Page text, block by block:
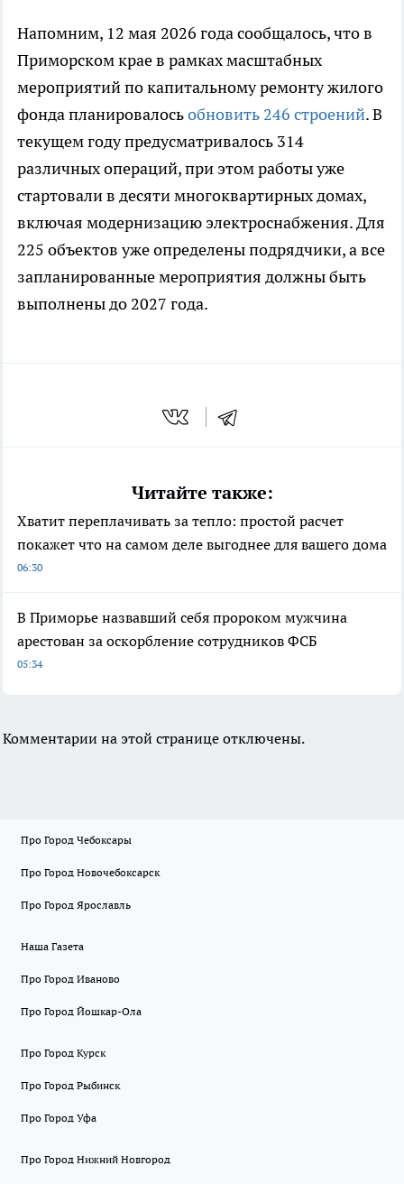
Напомним, 12 мая 2026 года сообщалось, что в
Приморском крае в рамках масштабных
мероприятий по капитальному ремонту жилого
фонда планировалосьобновить 246 строений. В
текущем году предусматривалось 314
различных операций, при этом работы уже
стартовали в десяти многоквартирных домах,
включая модернизацию электроснабжения. Для
225 объектов уже определены подрядчики, а все
запланированные мероприятия должны быть
выполнены до 2027 года.
Читайте также:
Хватит переплачивать за тепло: простой расчет
покажет что на самом деле выгоднее для вашего дома
06:30
В Приморье назвавший себя пророком мужчина
арестован за оскорбление сотрудников ФСБ
05:34
Комментарии на этой странице отключены.
Про Город Чебоксары
Про Город Новочебоксарск
Про Город Ярославль
Наша Газета
Про Город Иваново
Про Город Йошкар-Ола
Про Город Курск
Про Город Рыбинск
Про Город Уфа
Про Город Нижний Новгород